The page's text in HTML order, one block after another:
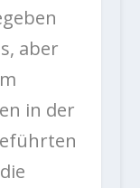
aber
in der